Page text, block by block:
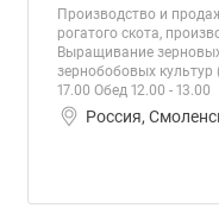
Производство и
рогатого скота,
Выращивание
зернобобовых культур
17.00 Обед 12.00 - 13.00
Россия,